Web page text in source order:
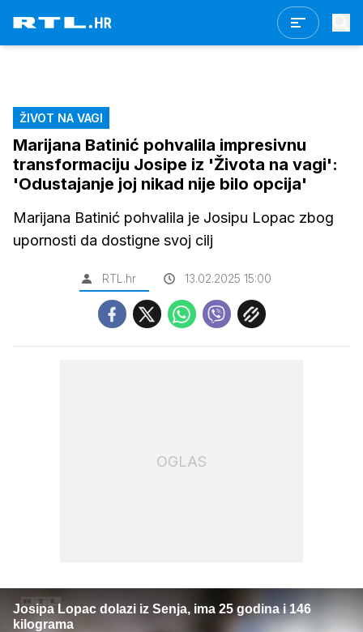
ŽIVOT NA VAGI
Marijana Batinić pohvalila impresivnu
transformaciju Josipe iz 'Života na vagi':
'Odustajanje joj nikad nije bilo opcija'
Marijana Batinić pohvalila je Josipu Lopac zbog
upornosti da dostigne svoj cilj
RTL.hr 13.02.2025 15:00
OGLAS
Josipa Lopac dolazi iz Senja, ima 25 godina i 146
kilograma